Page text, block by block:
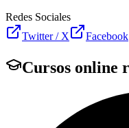
Redes Sociales
Twitter / X
Facebook
Cursos online